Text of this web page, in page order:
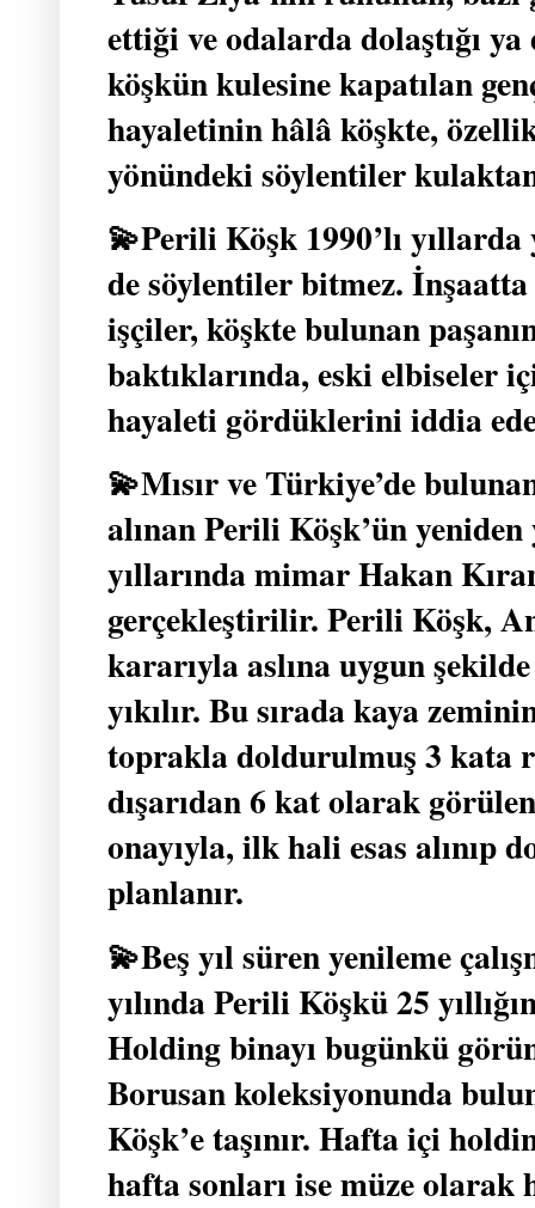
ettiği ve odalarda dolaştığı
köşkün kulesine kapatılan
hayaletinin hâlâ köşkte,
yönündeki söylentiler
💫Perili Köşk 1990’lı yıllarda
de söylentiler bitmez.
işçiler, köşkte bulunan
baktıklarında, eski elbiseler
hayaleti gördüklerini iddia
💫Mısır ve Türkiye’de
alınan Perili Köşk’ün yeniden
yıllarında mimar Hakan
gerçekleştirilir. Perili Köşk,
kararıyla aslına uygun
yıkılır. Bu sırada kaya
toprakla doldurulmuş 3 kata
dışarıdan 6 kat olarak
onayıyla, ilk hali esas alınıp
planlanır.
💫Beş yıl süren yenileme
yılında Perili Köşkü 25
Holding binayı bugünkü
Borusan koleksiyonunda
Köşk’e taşınır. Hafta içi
hafta sonları ise müze